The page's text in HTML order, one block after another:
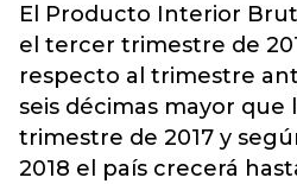
El Producto Interior
el tercer trimestre de
respecto al trimestre
seis décimas mayor que
trimestre de 2017 y
2018 el país crecerá